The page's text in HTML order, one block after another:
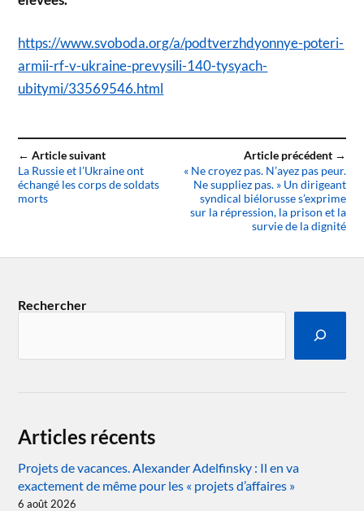
https://www.svoboda.org/a/podtverzhdyonnye-poteri-
armii-rf-v-ukraine-prevysili-140-tysyach-
ubitymi/33569546.html
← Article suivant
La Russie et l’Ukraine ont
échangé les corps de soldats
morts
Article précédent →
« Ne croyez pas. N’ayez pas peur.
Ne suppliez pas. » Un dirigeant
syndical biélorusse s’exprime
sur la répression, la prison et la
survie de la dignité
Rechercher
Articles récents
Projets de vacances. Alexander Adelfinsky : Il en va
exactement de même pour les « projets d’affaires »
6 août 2026